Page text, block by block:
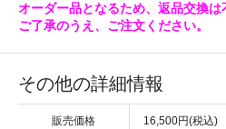
オーダー品となるため、返品交換は
ご了承のうえ、ご注文ください。
その他の詳細情報
販売価格 16,500円(税込)